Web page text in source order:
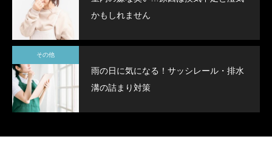
かもしれません
その他
雨の日に気になる！サッシレール・排水
溝の詰まり対策